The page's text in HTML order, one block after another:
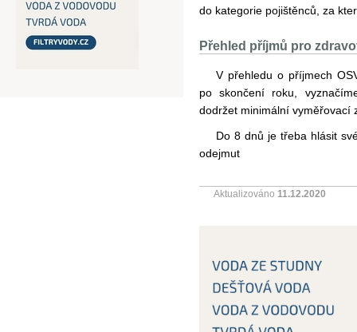
do kategorie pojištěnců, za
Přehled příjmů pro
V přehledu o příjmech
po skončení roku,
dodržet minimální vyměřovací
Do 8 dnů je třeba hlásit
odejmut
Aktualizováno 11.12.2020